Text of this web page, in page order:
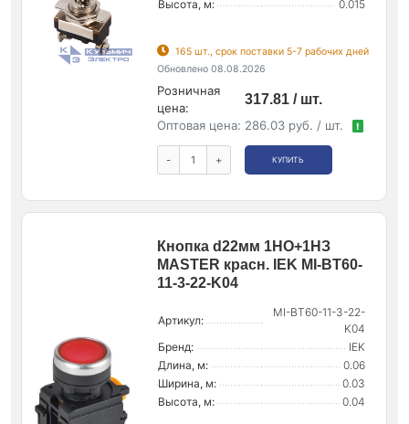
Высота, м: 0.015
165 шт., срок поставки 5-7 рабочих дней
Обновлено 08.08.2026
Розничная
цена:
317.81 / шт.
Оптовая цена: 286.03 руб. / шт. !
- + КУПИТЬ
Кнопка d22мм 1НО+1НЗ
MASTER красн. IEK MI-BT60-
11-3-22-K04
Артикул:
MI-BT60-11-3-22-
K04
Бренд:
IEK
Длина, м:
0.06
Ширина, м:
0.03
Высота, м:
0.04